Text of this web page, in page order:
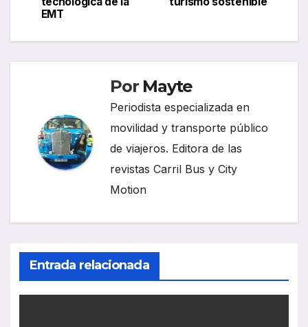
EMT
Por Mayte
Periodista especializada en
movilidad y transporte público
de viajeros. Editora de las
revistas Carril Bus y City
Motion
Entrada relacionada